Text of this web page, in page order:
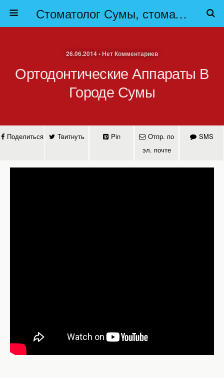
Стоматолог Сумы, стоматологические клиники Сумы, детская стоматология в Сумах. | Частная стоматология Сумы
26.06.2014 • Нет Комментариев
Ортодонтические Аппараты В
Городе Сумы
Поделиться Твитнуть Pin
Отпр. по
эл. почте
SMS